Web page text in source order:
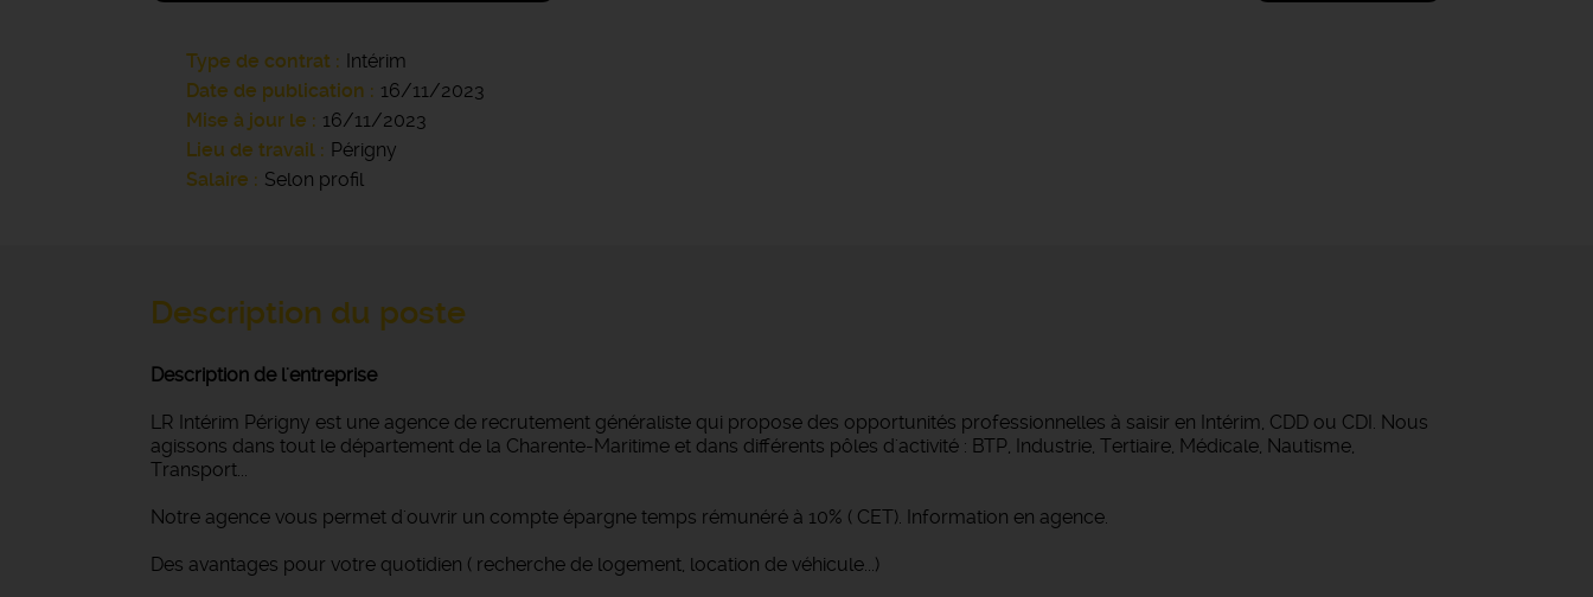
Type de contrat
Intérim
Date de publication
16/11/2023
Mise à jour le
16/11/2023
Lieu de travail
Périgny
Salaire
Selon profil
Description du poste
Description de l'entreprise
LR Intérim Périgny est une agence de recrutement généraliste qui propose des opportunités professionnelles à saisir en Intérim, CDD ou CDI. Nous
agissons dans tout le département de la Charente-Maritime et dans différents pôles d'activité : BTP, Industrie, Tertiaire, Médicale, Nautisme,
Transport...
Notre agence vous permet d'ouvrir un compte épargne temps rémunéré à 10% ( CET). Information en agence.
Des avantages pour votre quotidien ( recherche de logement, location de véhicule...)